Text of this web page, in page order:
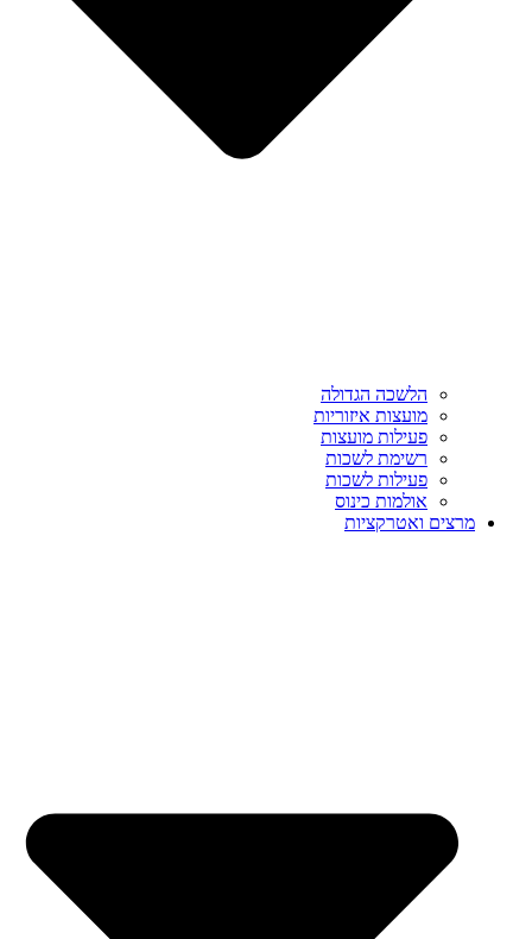
הלשכה הגדולה
מועצות איזוריות
פעילות מועצות
רשימת לשכות
פעילות לשכות
אולמות כינוס
מרצים ואטרקציות